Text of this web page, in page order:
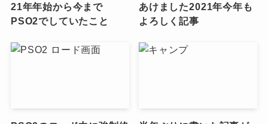
21年年始から今まで
PSO2でしていたこと
あけました2021年今年も
よろしく記事